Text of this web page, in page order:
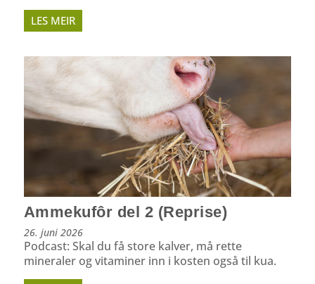
LES MEIR
Ammekufôr del 2 (Reprise)
26. juni 2026
Podcast: Skal du få store kalver, må rette
mineraler og vitaminer inn i kosten også til kua.